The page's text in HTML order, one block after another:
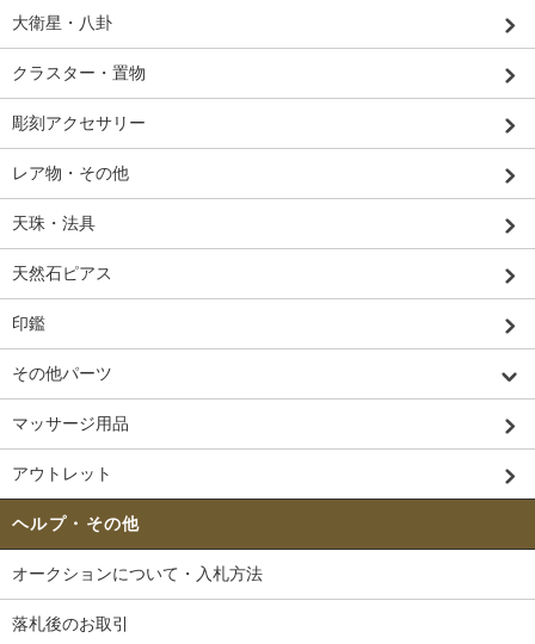
大衛星・八卦
クラスター・置物
彫刻アクセサリー
レア物・その他
天珠・法具
天然石ピアス
印鑑
その他パーツ
マッサージ用品
アウトレット
ヘルプ・その他
オークションについて・入札方法
落札後のお取引